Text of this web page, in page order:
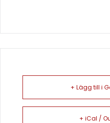
+ Lägg till i
+ iCal /